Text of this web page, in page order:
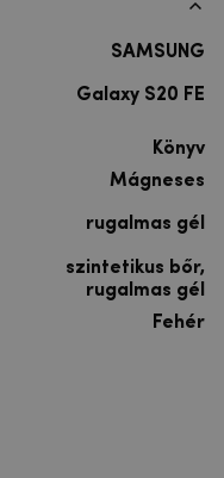
SAMSUNG
Galaxy S20 FE
Könyv
Mágneses
rugalmas gél
szintetikus bőr,
rugalmas gél
Fehér